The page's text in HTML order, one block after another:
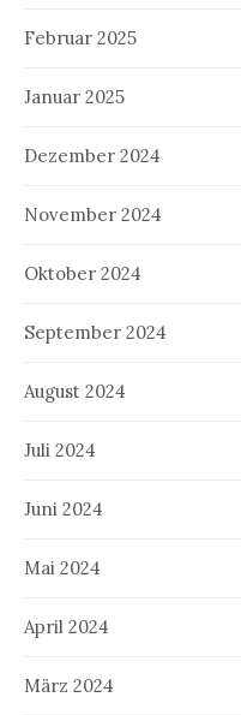
Februar 2025
Januar 2025
Dezember 2024
November 2024
Oktober 2024
September 2024
August 2024
Juli 2024
Juni 2024
Mai 2024
April 2024
März 2024